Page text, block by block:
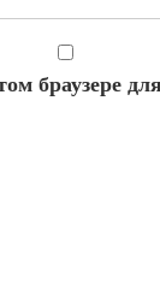
браузере